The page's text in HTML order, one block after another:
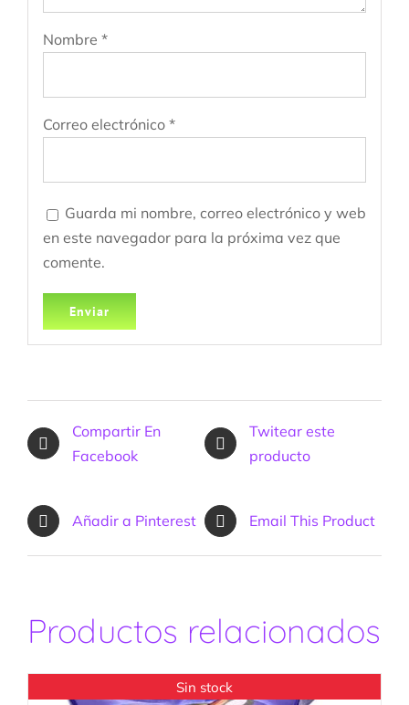
Nombre *
Correo electrónico *
Guarda mi nombre, correo electrónico y web
en este navegador para la próxima vez que
comente.
Compartir En
Facebook
Twitear este
producto
Añadir a Pinterest Email This Product
Productos relacionados
Sin stock